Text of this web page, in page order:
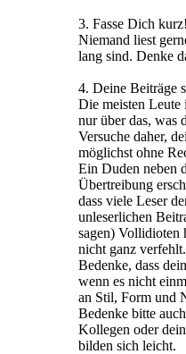
3. Fasse Dich kurz!
Niemand liest
lang sind. Denke
4. Deine Beiträge
Die meisten Leute
nur über das, was
Versuche daher,
möglichst ohne
Ein Duden neben
Übertreibung
dass viele Leser
unleserlichen
sagen) Vollidioten
nicht ganz verfehlt.
Bedenke, dass
wenn es nicht
an Stil, Form und
Bedenke bitte
Kollegen oder
bilden sich leicht.